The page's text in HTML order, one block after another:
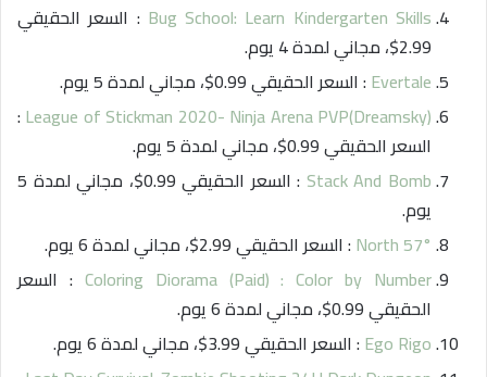
Bug School: Learn Kindergarten Skills : السعر الحقيقي
2.99$، مجاني لمدة 4 يوم.
Evertale: السعر الحقيقي 0.99$، مجاني لمدة 5 يوم.
League of Stickman 2020- Ninja Arena PVP(Dreamsky)
:
السعر الحقيقي 0.99$، مجاني لمدة 5 يوم.
Stack And Bomb
: السعر الحقيقي 0.99$، مجاني لمدة 5
يوم.
57° North
: السعر الحقيقي 2.99$، مجاني لمدة 6 يوم.
Coloring Diorama (Paid) : Color by Number : السعر
الحقيقي 0.99$، مجاني لمدة 6 يوم.
Ego Rigo: السعر الحقيقي 3.99$، مجاني لمدة 6 يوم.